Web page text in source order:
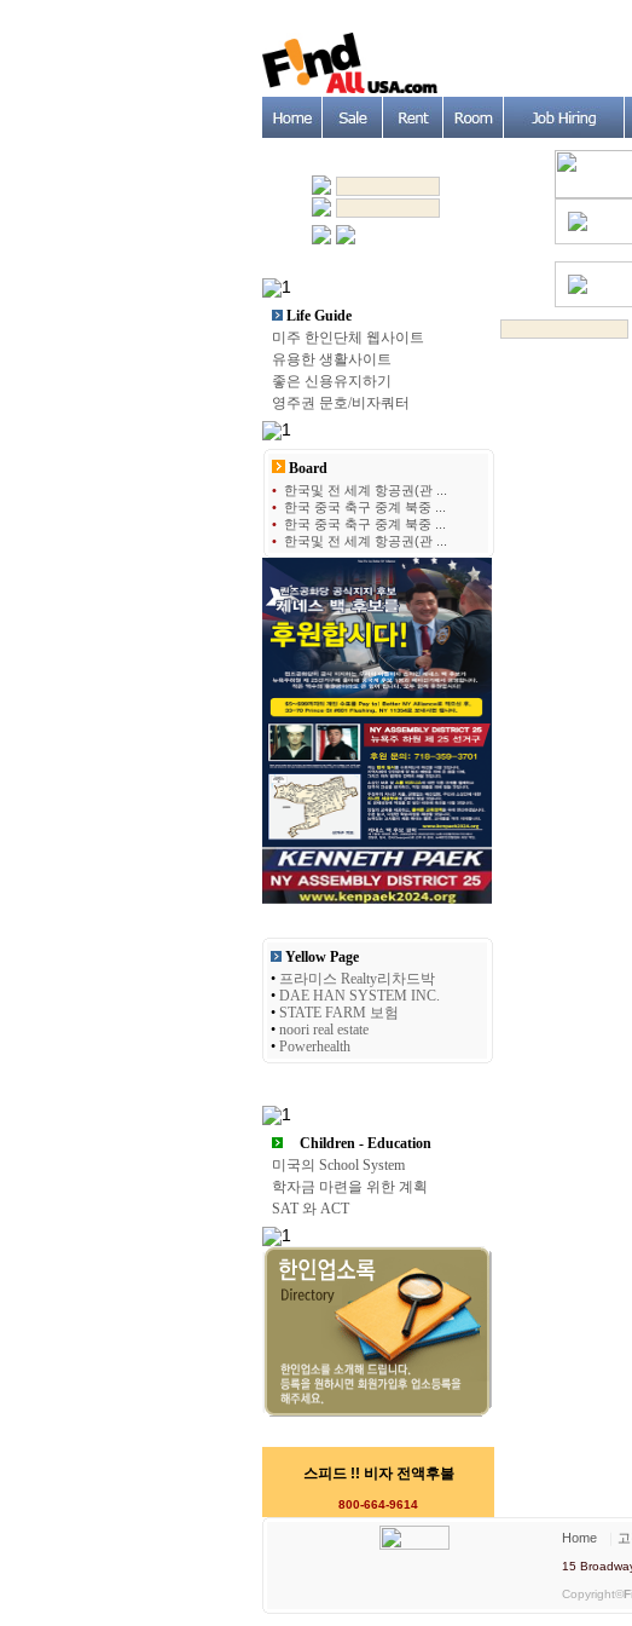
Life Guide
미주 한인단체 웹사이트
유용한 생활사이트
좋은 신용유지하기
영주권 문호/비자쿼터
Board
• 한국및 전 세계 항공권(관 ...
• 한국 중국 축구 중계 북중 ...
• 한국 중국 축구 중계 북중 ...
• 한국및 전 세계 항공권(관 ...
Yellow Page
• 프라미스 Realty리차드박
• DAE HAN SYSTEM INC.
• STATE FARM 보험
• noori real estate
• Powerhealth
Children - Education
미국의 School System
학자금 마련을 위한 계획
SAT 와 ACT
스피드 !! 비자 전액후불
800-664-9614
Home
15
Copyright©